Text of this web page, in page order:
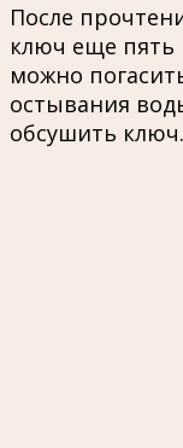
После
ключ еще пять
можно
остывания
обсушить ключ.